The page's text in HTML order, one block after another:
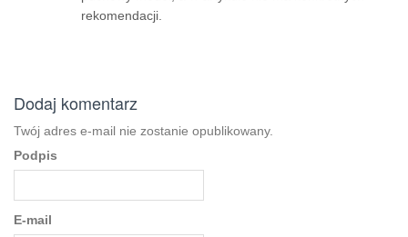
rekomendacji.
Dodaj komentarz
Twój adres e-mail nie zostanie opublikowany.
Podpis
E-mail